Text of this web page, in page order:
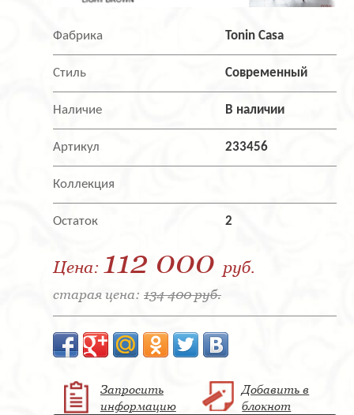
Фабрика Tonin Casa
Стиль Современный
Наличие В наличии
Артикул 233456
Коллекция
Остаток 2
Цена: 112 000 руб.
старая цена: 134 400 руб.
Запросить
информацию
Добавить в
блокнот